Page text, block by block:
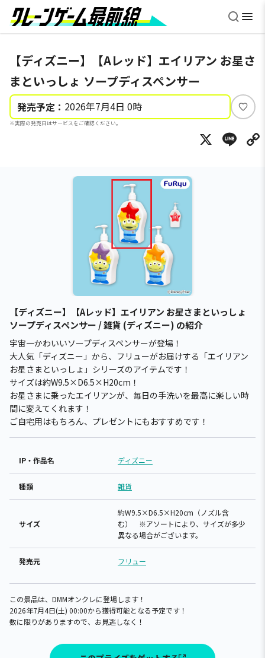
【ディズニー】【Aレッド】エイリアン お星さ
まといっしょ ソープディスペンサー
発売予定： 2026年7月4日 0時
※実際の発売日はサービスをご確認ください。
い
ね
X
【ディズニー】【Aレッド】エイリアン お星さまといっしょ
ソープディスペンサー / 雑貨 (ディズニー) の紹介
宇宙一かわいいソープディスペンサーが登場！
大人気「ディズニー」から、フリューがお届けする「エイリアン
お星さまといっしょ」シリーズのアイテムです！
サイズは約W9.5×D6.5×H20cm！
お星さまに乗ったエイリアンが、毎日の手洗いを最高に楽しい時
間に変えてくれます！
ご自宅用はもちろん、プレゼントにもおすすめです！
IP・作品名 ディズニー
種類 雑貨
サイズ
約W9.5×D6.5×H20cm（ノズル含
む） ※アソートにより、サイズが多少
異なる場合がございます。
発売元 フリュー
この景品は、DMMオンクレに登場します！
2026年7月4日(土) 00:00から獲得可能となる予定です！
数に限りがありますので、お見逃しなく！